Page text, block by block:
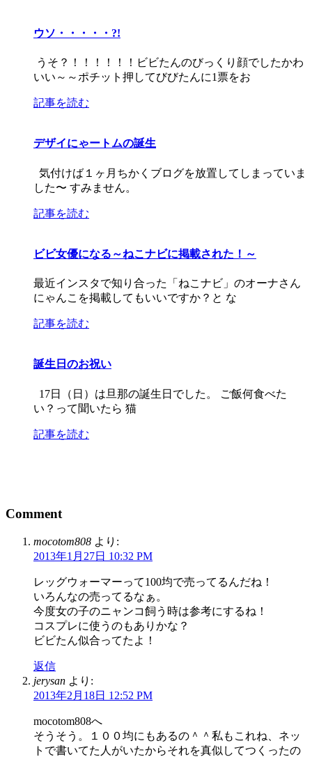
ウソ・・・・・?!
うそ？！！！！！！ビビたんのびっくり顔でしたかわ
いい～～ポチット押してびびたんに1票をお
記事を読む
デザイにゃートムの誕生
気付けば１ヶ月ちかくブログを放置してしまっていま
した〜 すみません。
記事を読む
ビビ女優になる～ねこナビに掲載された！～
最近インスタで知り合った「ねこナビ」のオーナさん
にゃんこを掲載してもいいですか？と な
記事を読む
誕生日のお祝い
17日（日）は旦那の誕生日でした。 ご飯何食べた
い？って聞いたら 猫
記事を読む
Comment
mocotom808 より:
2013年1月27日 10:32 PM
レッグウォーマーって100均で売ってるんだね！
いろんなの売ってるなぁ。
今度女の子のニャンコ飼う時は参考にするね！
コスプレに使うのもありかな？
ビビたん似合ってたよ！
返信
jerysan より:
2013年2月18日 12:52 PM
mocotom808へ
そうそう。１００均にもあるの＾＾私もこれね、ネッ
トで書いてた人がいたからそれを真似してつくったの